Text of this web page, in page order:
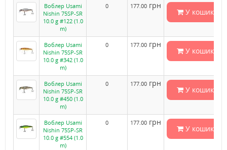
Воблер Usami
Nishin 75SP-SR
10.0 g #122 (1.0
m)
0 177.00 грн
У кошик
Воблер Usami
Nishin 75SP-SR
10.0 g #342 (1.0
m)
0 177.00 грн
У кошик
Воблер Usami
Nishin 75SP-SR
10.0 g #450 (1.0
m)
0 177.00 грн
У кошик
Воблер Usami
Nishin 75SP-SR
10.0 g #554 (1.0
m)
0 177.00 грн
У кошик